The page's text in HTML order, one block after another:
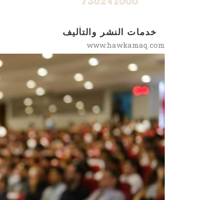
خدمات النشر والتأليف
www.hawkamaq.com